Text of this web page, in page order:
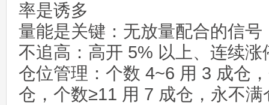
率是诱多
量能是关键：无放量配合的信号
不追高：高开 5% 以上、连续
仓位管理：个数 4~6 用 3 成仓
仓，个数≥11 用 7 成仓，永不满